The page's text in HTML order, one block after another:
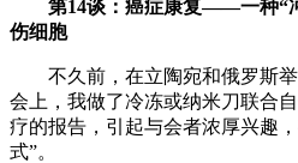
第14谈：癌症康复——一种“冲
伤细胞
不久前，在立陶宛和俄罗斯举
会上，我做了冷冻或纳米刀联合
疗的报告，引起与会者浓厚兴趣
式”。